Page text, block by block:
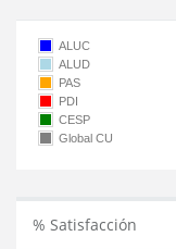
ALUC
ALUD
PAS
PDI
CESP
Global CU
% Satisfacción